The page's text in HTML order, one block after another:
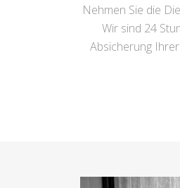
Nehmen Sie die
Wir sind 24
Absicherung